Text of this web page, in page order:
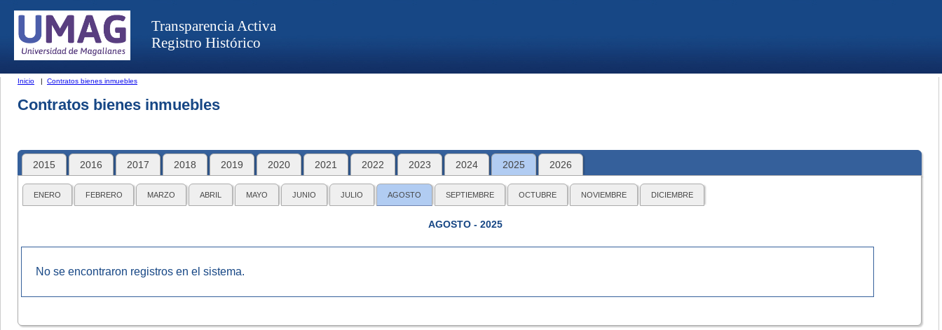
Transparencia Activa
Registro Histórico
Inicio | Contratos bienes inmuebles
Contratos bienes inmuebles
2015 2016 2017 2018 2019 2020 2021 2022 2023 2024 2025 2026
ENERO FEBRERO MARZO ABRIL MAYO JUNIO JULIO AGOSTO SEPTIEMBRE OCTUBRE NOVIEMBRE DICIEMBRE
AGOSTO - 2025
No se encontraron registros en el sistema.